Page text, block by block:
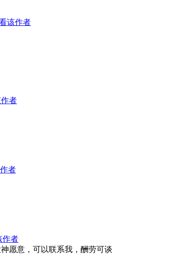
该作者
者
者
作者
愿意，可以联系我，酬劳可谈